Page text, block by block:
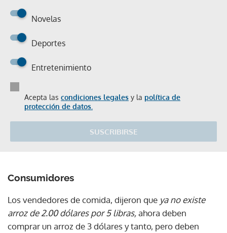
Novelas
Deportes
Entretenimiento
Acepta las condiciones legales y la política de
protección de datos.
SUSCRIBIRSE
Consumidores
Los vendedores de comida, dijeron que ya no existe
arroz de 2.00 dólares por 5 libras,ahora deben
comprar un arroz de 3 dólares y tanto, pero deben